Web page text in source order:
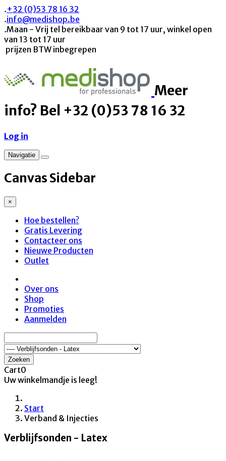
.+32 (0)53 78 16 32
.info@medishop.be
.Maan - Vrij tel bereikbaar van 9 tot 17 uur, winkel open
van 13 tot 17 uur
prijzen BTW inbegrepen
Meer
info? Bel +32 (0)53 78 16 32
Log in
Navigatie
Canvas Sidebar
×
Hoe bestellen?
Gratis Levering
Contacteer ons
Nieuwe Producten
Outlet
Over ons
Shop
Promoties
Aanmelden
Zoeken
Cart0
Uw winkelmandje is leeg!
Start
Verband & Injecties
Verblijfsonden - Latex